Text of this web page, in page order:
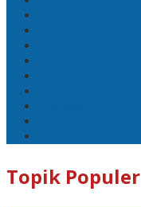
Topik Populer